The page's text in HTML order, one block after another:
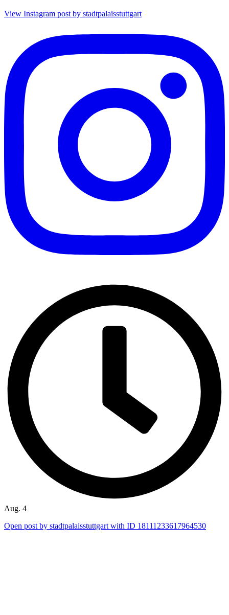
View Instagram post by stadtpalaisstuttgart
Aug. 4
Open post by stadtpalaisstuttgart with ID 18111233617964530